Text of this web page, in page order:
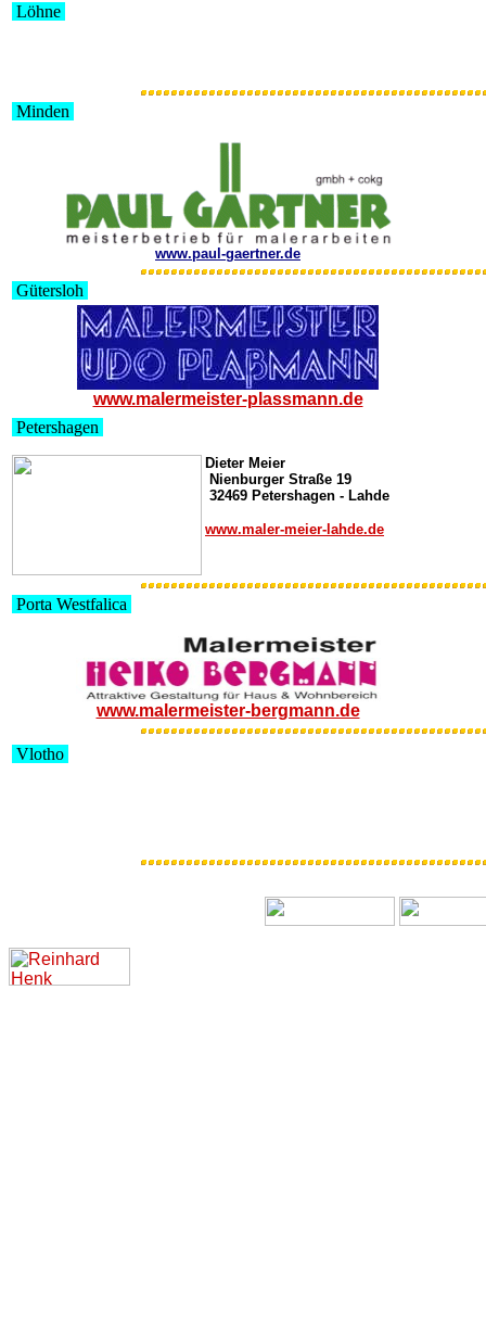
Löhne
Minden
www.paul-gaertner.de
Gütersloh
www.malermeister-plassmann.de
Petershagen
Dieter Meier
Nienburger Straße 19
32469 Petershagen - Lahde
www.maler-meier-lahde.de
Porta Westfalica
www.malermeister-bergmann.de
Vlotho